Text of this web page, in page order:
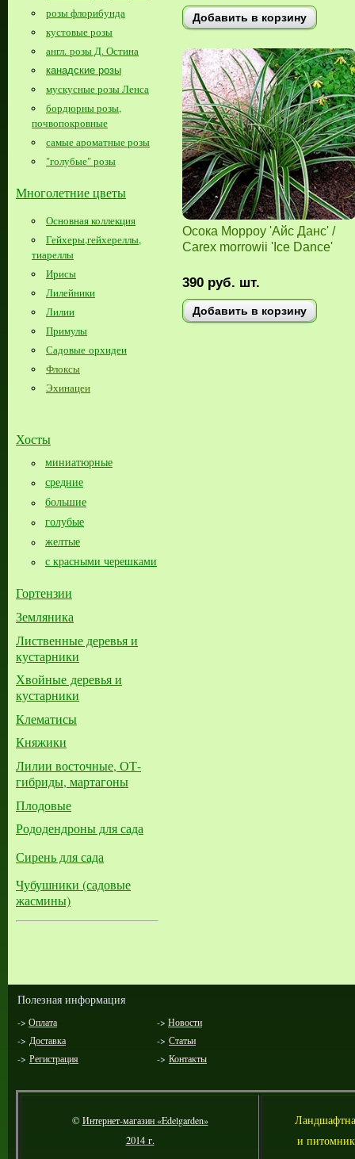
розы флорибунда
кустовые розы
англ. розы Д. Остина
канадские розы
мускусные розы Ленса
бордюрны розы,
почвопокровные
самые ароматные розы
"голубые" розы
Многолетние цветы
Основная коллекция
Гейхеры,гейхереллы,
тиареллы
Ирисы
Лилейники
Лилии
Примулы
Садовые орхидеи
Флоксы
Эхинацеи
Хосты
миниатюрные
средние
большие​
голубые
желтые
с красными черешками
Гортензии
Земляника
Лиственные деревья и
кустарники
Хвойные деревья и
кустарники
Клематисы
Княжики
Лилии восточные, ОТ-
гибриды, мартагоны
Плодовые
Рододендроны для сада
Сирень для сада
Чубушники (садовые
жасмины)
Добавить в корзину
Осока Морроу 'Айс Данс' /
Carex morrowii 'Ice Dance'
390 руб. шт.
Добавить в корзину
Полезная информация
-> Оплата -> Новости
-> Доставка -> Статьи
-> Регистрация -> Контакты
©Интернет-магазин «Edelgarden»
2014 г.
Л
и питомник